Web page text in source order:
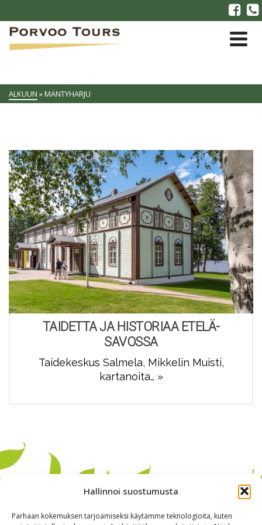
Hallinnoi suostumusta
Parhaan kokemuksen tarjoamiseksi käytämme teknologioita, kuten
ALKUUN »MÄNTYHARJU
TAIDETTA JA HISTORIAA ETELÄ-
SAVOSSA
Taidekeskus Salmela, Mikkelin Muisti,
kartanoita… »